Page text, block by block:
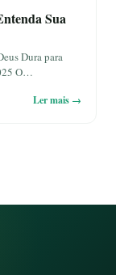
Sua
Dura para
O…
Ler mais →